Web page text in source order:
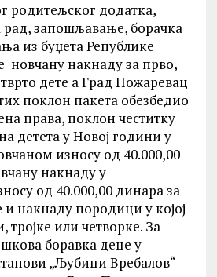
родитељског додатка,
рад, запошљавање, борачка
из буџета Републике
новчану накнаду за прво,
дете а Град Пожаревац
поклон пакета обезбедио
права, поклон честитку
детета у Новој години у
износу од 40.000,00
накнаду у
од 40.000,00 динара за
накнаду породици у којој
тројке или четворке. За
боравка деце у
„Љубици Вребалов“